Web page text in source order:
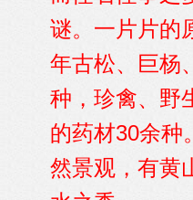
谜。一片片的
年古松、巨杨
种，珍禽、野
的药材30余种
然景观，有黄